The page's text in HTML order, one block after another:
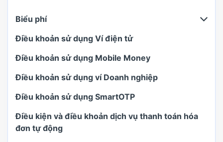
Biểu phí
Điều khoản sử dụng Ví điện tử
Điều khoản sử dụng Mobile Money
Điều khoản sử dụng ví Doanh nghiệp
Điều khoản sử dụng SmartOTP
Điều kiện và điều khoản dịch vụ thanh toán hóa
đơn tự động